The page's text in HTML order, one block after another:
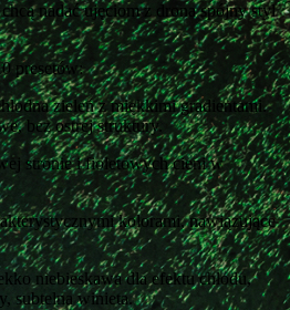
nadać ujęciom z drona spójny styl
presetów:
zieleń z miękkimi gradientami.
bez ostrej struktury.
stronie i fioletowych cieni w
kolorami, nawiązujące
niebieskawa dla efektu chłodu,
subtelna winieta.